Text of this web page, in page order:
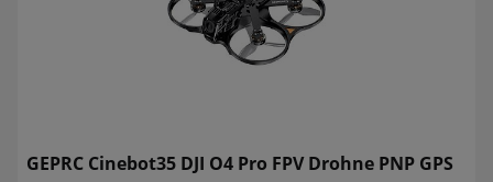
GEPRC Cinebot35 DJI O4 Pro FPV Drohne PNP GPS